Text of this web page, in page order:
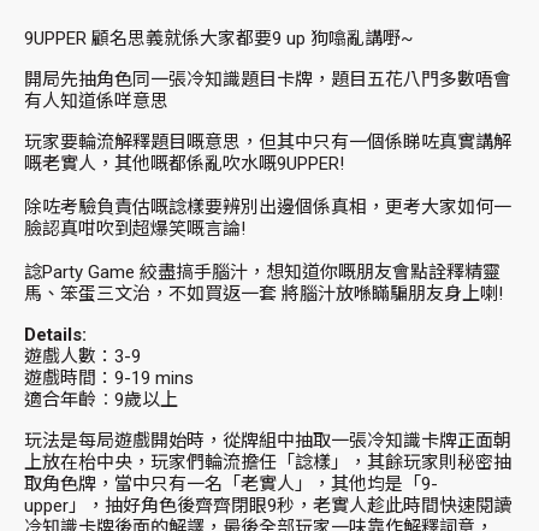
9UPPER 顧名思義就係大家都要9 up 狗噏亂講嘢~
開局先抽角色同一張冷知識題目卡牌，題目五花八門多數唔會
有人知道係咩意思
玩家要輪流解釋題目嘅意思，但其中只有一個係睇咗真實講解
嘅老實人，其他嘅都係亂吹水嘅9UPPER!
除咗考驗負責估嘅諗樣要辨別出邊個係真相，更考大家如何一
臉認真咁吹到超爆笑嘅言論!
諗Party Game 絞盡搞手腦汁，想知道你嘅朋友會點詮釋精靈
馬、笨蛋三文治，不如買返一套 將腦汁放喺瞞騙朋友身上喇!
Details:
遊戲人數：3-9
遊戲時間：9-19 mins
適合年齡︰9歲以上
玩法是每局遊戲開始時，從牌組中抽取一張冷知識卡牌正面朝
上放在枱中央，玩家們輪流擔任「諗樣」，其餘玩家則秘密抽
取角色牌，當中只有一名「老實人」，其他均是「9-
upper」，抽好角色後齊齊閉眼9秒，老實人趁此時間快速閱讀